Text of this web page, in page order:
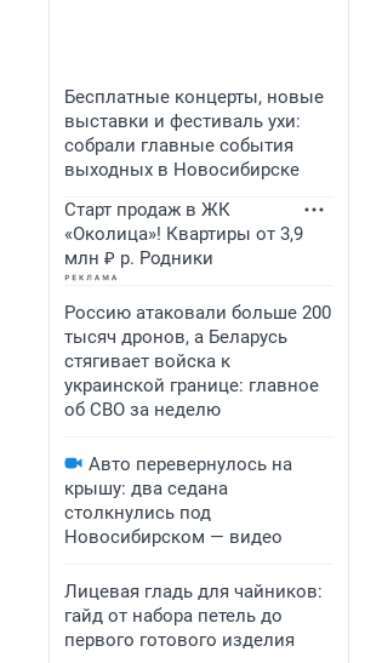
Бесплатные концерты, новые
выставки и фестиваль ухи:
собрали главные события
выходных в Новосибирске
Старт продаж в ЖК
«Околица»! Квартиры от 3,9
млн ₽ р. Родники
Россию атаковали больше 200
тысяч дронов, а Беларусь
стягивает войска к
украинской границе: главное
об СВО за неделю
Авто перевернулось на
крышу: два седана
столкнулись под
Новосибирском — видео
Лицевая гладь для чайников:
гайд от набора петель до
первого готового изделия